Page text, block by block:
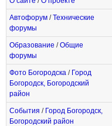
Автофорум /Технические
форумы
Образование /Общие
форумы
Фото Богородска / Город
Богородск, Богородский
район
События / Город Богородск,
Богородский район